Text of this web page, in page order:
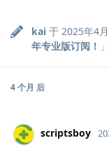
kai 于 2025年4
年专业版订阅！ 」
4 个月 后
scriptsboy